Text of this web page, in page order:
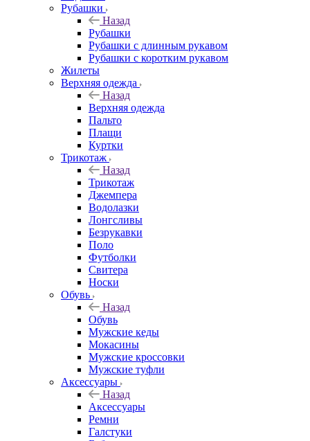
Рубашки
Назад
Рубашки
Рубашки с длинным рукавом
Рубашки с коротким рукавом
Жилеты
Верхняя одежда
Назад
Верхняя одежда
Пальто
Плащи
Куртки
Трикотаж
Назад
Трикотаж
Джемпера
Водолазки
Лонгсливы
Безрукавки
Поло
Футболки
Свитера
Носки
Обувь
Назад
Обувь
Мужские кеды
Мокасины
Мужские кроссовки
Мужские туфли
Аксессуары
Назад
Аксессуары
Ремни
Галстуки